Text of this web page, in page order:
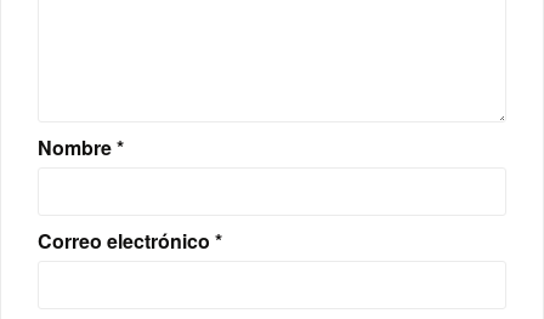
Nombre*
Correo electrónico *